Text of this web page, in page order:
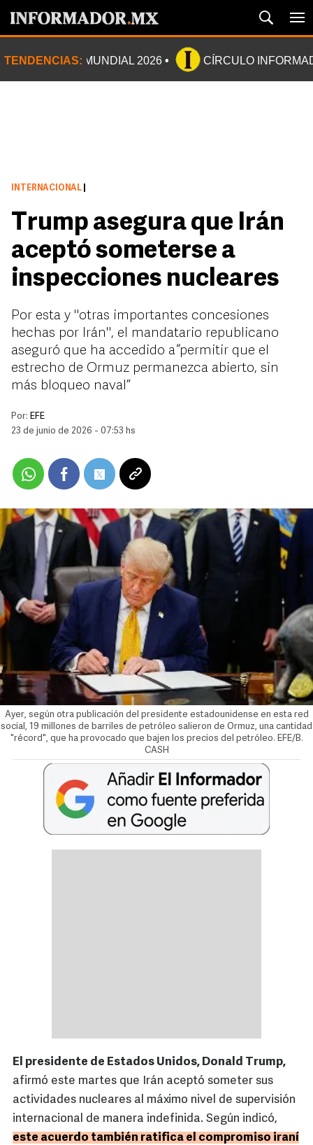
TENDENCIAS: MUNDIAL 2026 CÍRCULO
INTERNACIONAL
Trump asegura que Irán
aceptó someterse a
inspecciones nucleares
Por esta y "otras importantes concesiones
hechas por Irán", el mandatario republicano
aseguró que ha accedido a “permitir que el
estrecho de Ormuz permanezca abierto, sin
más bloqueo naval”
Por: EFE
23 de junio de 2026 - 07:53 hs
Ayer, según otra publicación del presidente estadounidense en esta red
social, 19 millones de barriles de petróleo salieron de Ormuz, una cantidad
"récord", que ha provocado que bajen los precios del petróleo. EFE/B.
CASH
El presidente de Estados Unidos, Donald Trump,
afirmó este martes que Irán aceptó someter sus
actividades nucleares al máximo nivel de supervisión
internacional de manera indefinida. Según indicó,
este acuerdo también ratifica el compromiso iraní